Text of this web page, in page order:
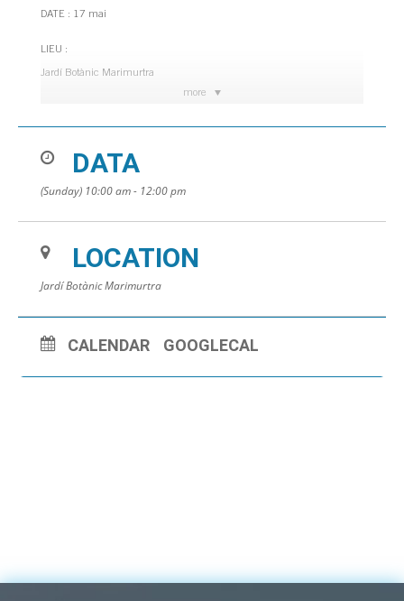
more
DATE : 17 mai
LIEU :
Jardí Botànic Marimurtra
DATA
(Sunday) 10:00 am - 12:00 pm
LOCATION
Jardí Botànic Marimurtra
CALENDAR GOOGLECAL